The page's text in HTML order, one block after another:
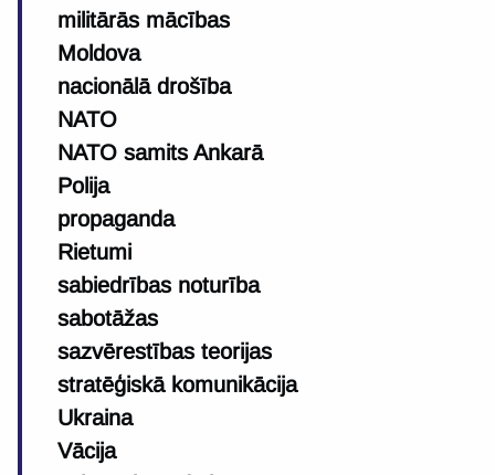
militārās mācības
Moldova
nacionālā drošība
NATO
NATO samits Ankarā
Polija
propaganda
Rietumi
sabiedrības noturība
sabotāžas
sazvērestības teorijas
stratēģiskā komunikācija
Ukraina
Vācija